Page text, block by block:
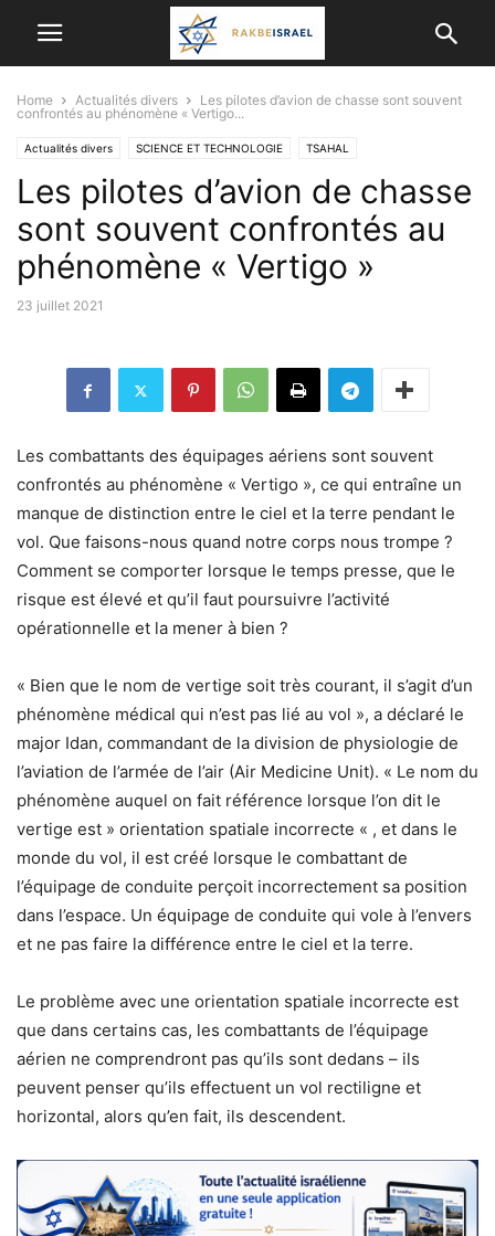
Home Actualités divers
Les pilotes d’avion de chasse sont souvent
confrontés au phénomène « Vertigo...
Actualités divers SCIENCE ET TECHNOLOGIE TSAHAL
Les pilotes d’avion de chasse
sont souvent confrontés au
phénomène « Vertigo »
23 juillet 2021
Les combattants des équipages aériens sont souvent
confrontés au phénomène « Vertigo », ce qui entraîne un
manque de distinction entre le ciel et la terre pendant le
vol. Que faisons-nous quand notre corps nous trompe ?
Comment se comporter lorsque le temps presse, que le
risque est élevé et qu’il faut poursuivre l’activité
opérationnelle et la mener à bien ?
« Bien que le nom de vertige soit très courant, il s’agit d’un
phénomène médical qui n’est pas lié au vol », a déclaré le
major Idan, commandant de la division de physiologie de
l’aviation de l’armée de l’air (Air Medicine Unit). « Le nom du
phénomène auquel on fait référence lorsque l’on dit le
vertige est » orientation spatiale incorrecte « , et dans le
monde du vol, il est créé lorsque le combattant de
l’équipage de conduite perçoit incorrectement sa position
dans l’espace. Un équipage de conduite qui vole à l’envers
et ne pas faire la différence entre le ciel et la terre.
Le problème avec une orientation spatiale incorrecte est
que dans certains cas, les combattants de l’équipage
aérien ne comprendront pas qu’ils sont dedans – ils
peuvent penser qu’ils effectuent un vol rectiligne et
horizontal, alors qu’en fait, ils descendent.